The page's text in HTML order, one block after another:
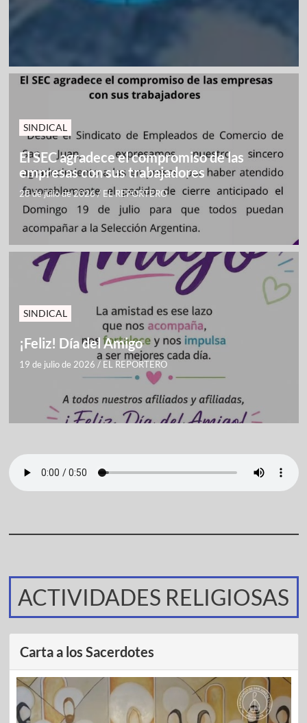
SINDICAL
El SEC agradece el compromiso de las
empresas con sus trabajadores
28 de julio de 2026/ EL REPORTERO
SINDICAL
¡Feliz! Día del Amigo
19 de julio de 2026 / EL REPORTERO
ACTIVIDADES RELIGIOSAS
Carta a los Sacerdotes